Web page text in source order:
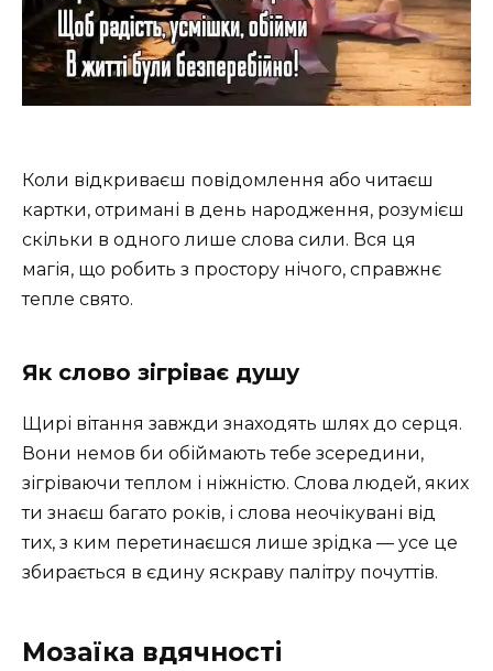
Коли відкриваєш повідомлення або читаєш
картки, отримані в день народження, розумієш
скільки в одного лише слова сили. Вся ця
магія, що робить з простору нічого, справжнє
тепле свято.
Як слово зігріває душу
Щирі вітання завжди знаходять шлях до серця.
Вони немов би обіймають тебе зсередини,
зігріваючи теплом і ніжністю. Слова людей, яких
ти знаєш багато років, і слова неочікувані від
тих, з ким перетинаєшся лише зрідка — усе це
збирається в єдину яскраву палітру почуттів.
Мозаїка вдячності